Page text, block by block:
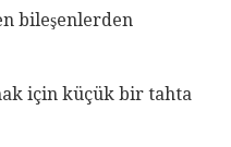
bileşenlerden
için küçük bir tahta